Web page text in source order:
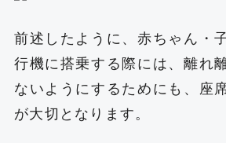
前述したように、赤ちゃん・
行機に搭乗する際には、離れ
ないようにするためにも、座
が大切となります。